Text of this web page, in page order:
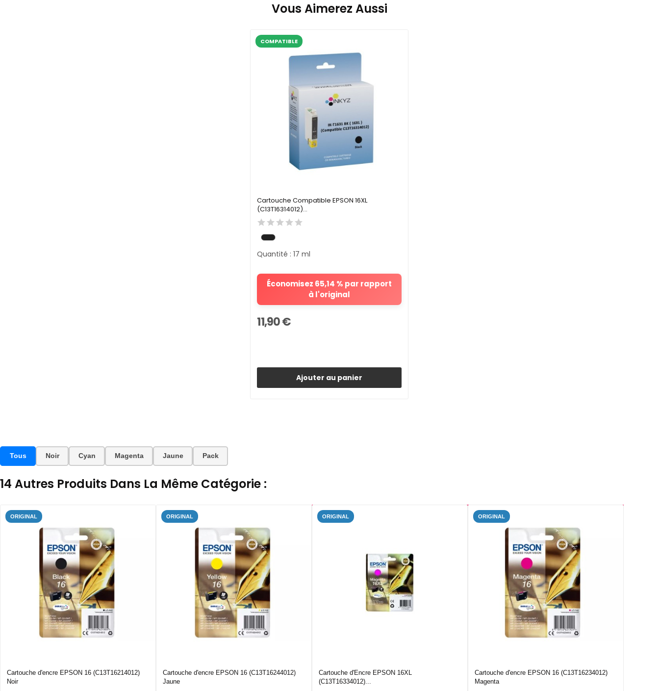
Vous Aimerez Aussi
COMPATIBLE
Cartouche Compatible EPSON 16XL
(C13T16314012)...
Économisez 65,14 % par rapport
à l'original
Quantité : 17 ml
11,90 €
Ajouter au panier
Tous Noir Cyan Magenta Jaune Pack
14 Autres Produits Dans La Même Catégorie :
ORIGINAL
Cartouche d'encre EPSON 16 (C13T16214012)
Noir
ORIGINAL
Cartouche d'encre EPSON 16 (C13T16244012)
Jaune
ORIGINAL
Cartouche d'Encre EPSON 16XL
(C13T16334012)...
ORIGINAL
Cartouche d'encre EPSON 16 (C13T16234012)
Magenta